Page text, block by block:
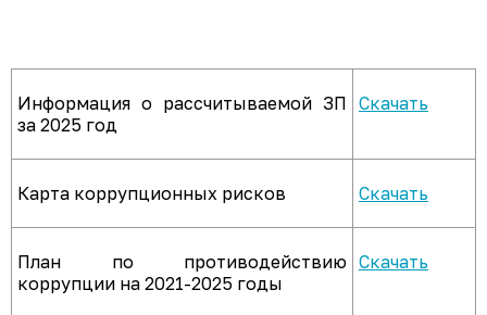
Информация о рассчитываемой ЗП
за 2025 год
Скачать
Карта коррупционных рисков Скачать
План по противодействию
коррупции на 2021-2025 годы
Скачать